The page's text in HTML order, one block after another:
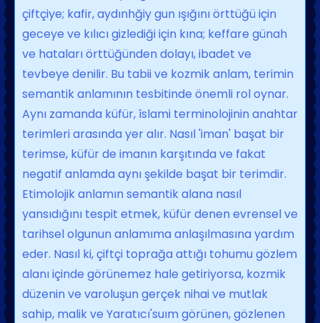
çiftçiye; kafir, aydınhğiy gun ışı­ğını örttüğü için
geceye ve kılıcı gizlediği için kına; keffare günah
ve hataları örttü­ğünden dolayı, ibadet ve
tevbeye denilir. Bu tabii ve kozmik anlam, terimin
seman­tik anlamının tesbitinde önemli rol oynar.
Aynı zamanda küfür, îslami terminoloji­nin anahtar
terimleri arasında yer alır. Nasıl 'iman' başat bir
terimse, küfür de imanın karşıtında ve fakat
negatif anlam­da aynı şekilde başat bir terimdir.
Etimolojik anlamın semantik alana na­sıl
yansıdığını tespit etmek, küfür denen evrensel ve
tarihsel olgunun anlamıma an­laşılmasına yardım
eder. Nasıl ki, çiftçi toprağa attığı tohumu gözlem
alanı içinde görünemez hale getiriyorsa, kozmik
düzenin ve varoluşun gerçek nihai ve mutlak
sahip, malik ve Yaratıcı'suım görünen, gözlenen